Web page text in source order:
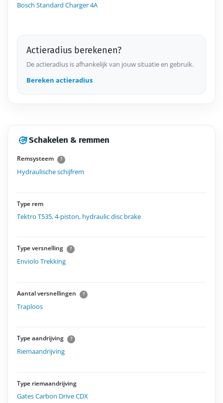
Bosch Standard Charger 4A
Actieradius berekenen?
De actieradius is afhankelijk van jouw situatie en gebruik.
Bereken actieradius
Schakelen & remmen
Remsysteem ?
Hydraulische schijfrem
Type rem
Tektro T535, 4-piston, hydraulic disc brake
Type versnelling ?
Enviolo Trekking
Aantal versnellingen ?
Traploos
Type aandrijving ?
Riemaandrijving
Type riemaandrijving
Gates Carbon Drive CDX